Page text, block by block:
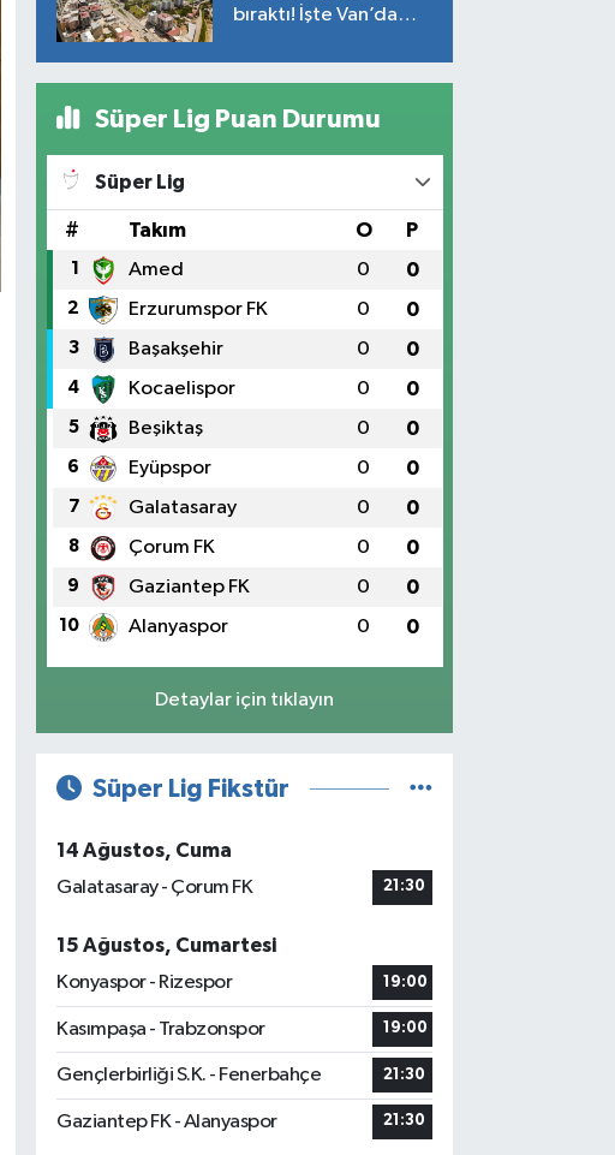
bıraktı! İşte Van’da
Süper Lig Puan Durumu
Süper Lig
# Takım O P
1 Amed 0 0
2 Erzurumspor FK 0 0
3 Başakşehir 0 0
4 Kocaelispor 0 0
5 Beşiktaş 0 0
6 Eyüpspor 0 0
7 Galatasaray 0 0
8 Çorum FK 0 0
9 Gaziantep FK 0 0
10 Alanyaspor 0 0
Detaylar için tıklayın
Süper Lig Fikstür
14 Ağustos, Cuma
Galatasaray - Çorum FK
21:30
15 Ağustos, Cumartesi
Konyaspor - Rizespor
19:00
Kasımpaşa - Trabzonspor 19:00
Gençlerbirliği S.K. - Fenerbahçe 21:30
Gaziantep FK - Alanyaspor 21:30